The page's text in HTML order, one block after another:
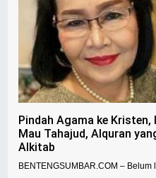
Pindah Agama ke Kristen,
Mau Tahajud, Alquran
Alkitab
BENTENGSUMBAR.COM –